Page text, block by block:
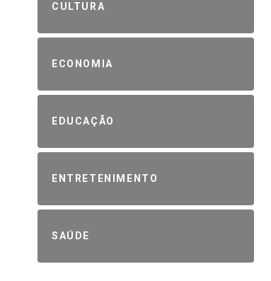
CULTURA
ECONOMIA
EDUCAÇÃO
ENTRETENIMENTO
SAÚDE